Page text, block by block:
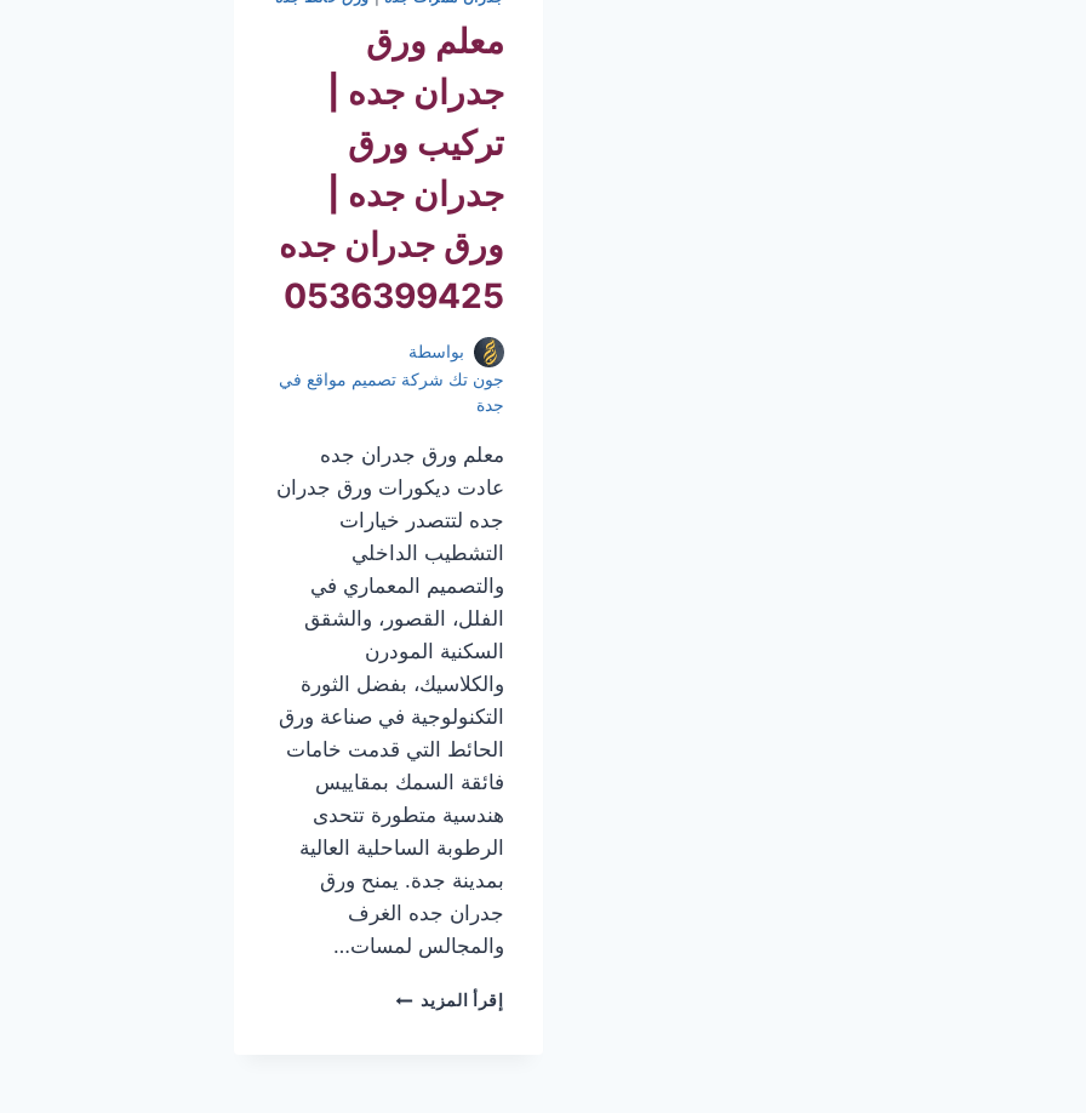
معلم ورق
جدران جده |
تركيب ورق
جدران جده |
ورق جدران جده
0536399425
بواسطة
جون تك شركة تصميم مواقع في
جدة
معلم ورق جدران جده
عادت ديكورات ورق جدران
جده لتتصدر خيارات
التشطيب الداخلي
والتصميم المعماري في
الفلل، القصور، والشقق
السكنية المودرن
والكلاسيك، بفضل الثورة
التكنولوجية في صناعة ورق
الحائط التي قدمت خامات
فائقة السمك بمقاييس
هندسية متطورة تتحدى
الرطوبة الساحلية العالية
بمدينة جدة. يمنح ورق
جدران جده الغرف
والمجالس لمسات…
إقرأ المزيد معلم